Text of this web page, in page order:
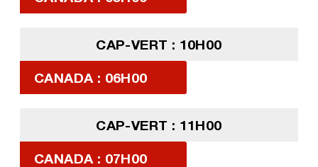
CAP-VERT : 10H00
CANADA : 06H00
CAP-VERT : 11H00
CANADA : 07H00